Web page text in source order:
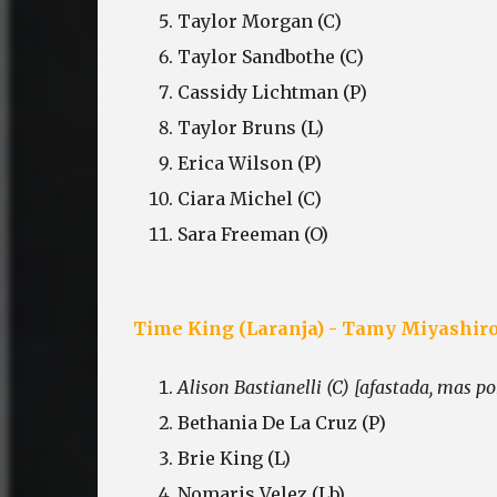
Taylor Morgan (C)
Taylor Sandbothe (C)
Cassidy Lichtman (P)
Taylor Bruns (L)
Erica Wilson (P)
Ciara Michel (C)
Sara Freeman (O)
Time King (Laranja) - Tamy
Alison Bastianelli (C) [afastada, mas
Bethania De La Cruz (P)
Brie King (L)